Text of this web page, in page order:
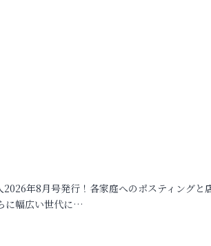
2026年8月号発行！各家庭へのポスティングと
に幅広い世代に…